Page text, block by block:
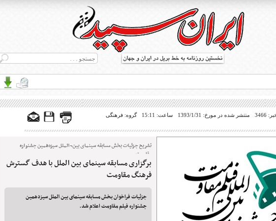
بریل در جهان
3466 منتشر شده در مورخ: 1393/1/31 ساعت: 15:11 گروه: فرهنگی
تشریح جزئیات بخش مسابقه سینمای بین¬الملل سیزدهمین جشنواره
مقاومت
برگزاری مسابقه سینمای بین الملل با هدف گسترش
فرهنگ مقاومت
جزئیات فراخوان بخش مسابقه سینمای بین الملل سیزدهمین
جشنواره فیلم مقاومت اعلام شد.